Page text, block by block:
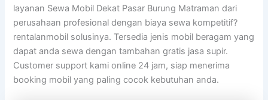
layanan Sewa Mobil Dekat Pasar Burung Matraman dari
perusahaan profesional dengan biaya sewa kompetitif?
rentalanmobil solusinya. Tersedia jenis mobil beragam yang
dapat anda sewa dengan tambahan gratis jasa supir.
Customer support kami online 24 jam, siap menerima
booking mobil yang paling cocok kebutuhan anda.